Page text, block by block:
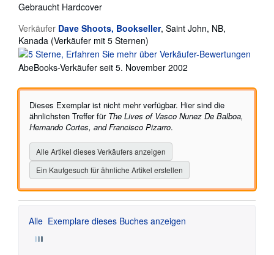
Gebraucht Hardcover
Verkäufer Dave Shoots, Bookseller, Saint John, NB,
Kanada (Verkäufer mit 5 Sternen)
5
von
Sternen
AbeBooks-Verkäufer seit 5. November 2002
Dieses Exemplar ist nicht mehr verfügbar. Hier sind die
ähnlichsten Treffer für The Lives of Vasco Nunez De Balboa,
Hernando Cortes, and Francisco Pizarro.
Alle Artikel dieses Verkäufers anzeigen
Ein Kaufgesuch für ähnliche Artikel erstellen
Alle Exemplare dieses Buches anzeigen